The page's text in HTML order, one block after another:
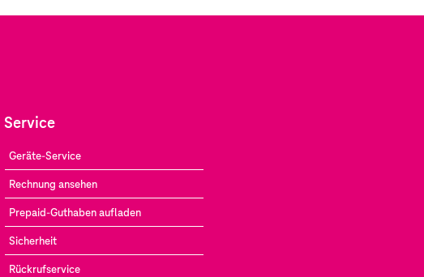
Service
Geräte-Service
Rechnung ansehen
Prepaid-Guthaben aufladen
Sicherheit
Rückrufservice